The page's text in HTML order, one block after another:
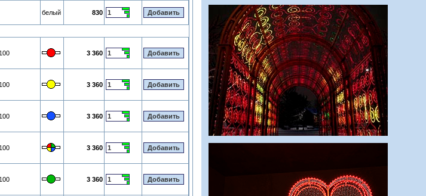
белый 830
100 3 360
100 3 360
100 3 360
100 3 360
100 3 360